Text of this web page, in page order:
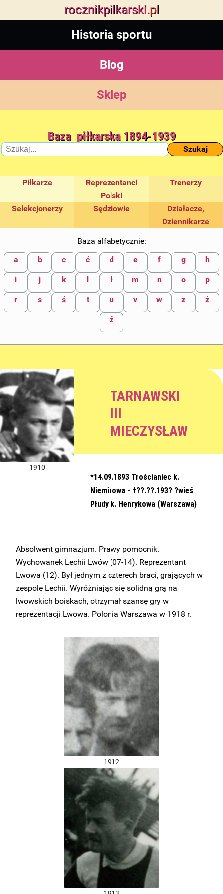
rocznikpilkarski.pl
Historia sportu
Blog
Sklep
Baza piłkarska 1894-1939
Szukaj
Piłkarze
Reprezentanci
Polski
Trenerzy
Selekcjonerzy Sędziowie
Działacze,
Dziennikarze
Baza alfabetycznie:
a
b c ć d e f g h
i j k l ł m n o p
r s ś t u v w z ż
ź
1910
TARNAWSKI
III
MIECZYSŁAW
*14.09.1893 Trościaniec k.
Niemirowa - †??.??.193? ?wieś
Płudy k. Henrykowa (Warszawa)
Absolwent gimnazjum. Prawy pomocnik.
Wychowanek Lechii Lwów (07-14). Reprezentant
Lwowa (12). Był jednym z czterech braci, grających w
zespole Lechii. Wyróżniając się solidną grą na
lwowskich boiskach, otrzymał szansę gry w
reprezentacji Lwowa. Polonia Warszawa w 1918 r.
1912